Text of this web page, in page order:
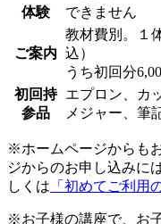
体験
できません
ご案内
教材費別。１
込）
うち初回分
初回持
参品
エプロン、カ
メジャー、筆
※ホームページからも
ジからのお申し込みに
しくは 「初めてご利用
※お子様の講座で、お